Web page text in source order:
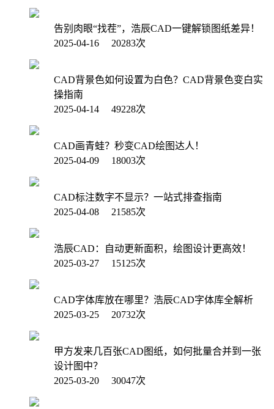
告别肉眼“找茬”，浩辰CAD一键解锁图纸差异！
2025-04-16 20283次
CAD背景色如何设置为白色？CAD背景色变白实
操指南
2025-04-14 49228次
CAD画青蛙？秒变CAD绘图达人！
2025-04-09 18003次
CAD标注数字不显示？一站式排查指南
2025-04-08 21585次
浩辰CAD：自动更新面积，绘图设计更高效！
2025-03-27 15125次
CAD字体库放在哪里？浩辰CAD字体库全解析
2025-03-25 20732次
甲方发来几百张CAD图纸，如何批量合并到一张
设计图中？
2025-03-20 30047次